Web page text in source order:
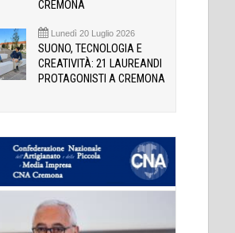
CREMONA
Lunedì 20 Luglio 2026
SUONO, TECNOLOGIA E
CREATIVITÀ: 21 LAUREANDI
PROTAGONISTI A CREMONA